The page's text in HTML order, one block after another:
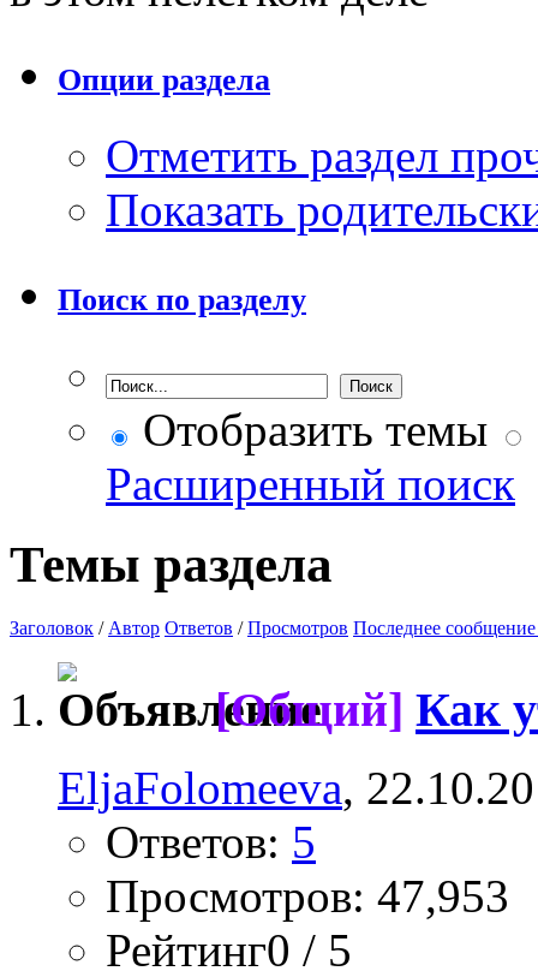
Опции раздела
Отметить раздел
Показать
Поиск по разделу
Отобразить темы
Расширенный поиск
Темы раздела
Заголовок / Автор Ответов /Просмотров Последнее сообщение
[Общий] Как
EljaFolomeeva,
Ответов: 5
Просмотров: 47,953
Рейтинг0 / 5